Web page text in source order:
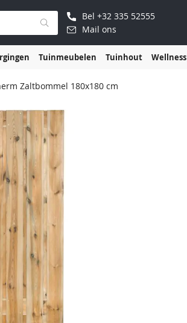
Bel +32 335 52555
Mail ons
Tuinmeubelen Tuinhout Wellness
Zaltbommel 180x180 cm